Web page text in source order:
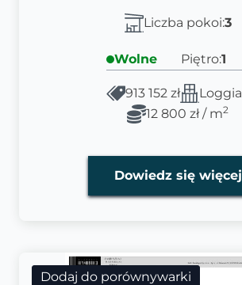
Liczba pokoi:3
Wolne Piętro:1
913 152 zł
Loggia
12 800 zł / m2
Dowiedz się więcej
Dodaj do porównywarki